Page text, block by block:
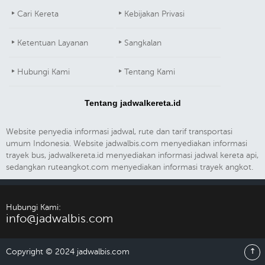
Cari Kereta Kebijakan Privasi
Ketentuan Layanan Sangkalan
Hubungi Kami Tentang Kami
Tentang jadwalkereta.id
Website penyedia informasi jadwal, rute dan tarif transportasi
umum Indonesia. Website jadwalbis.com menyediakan informasi
trayek bus, jadwalkereta.id menyediakan informasi jadwal kereta api,
sedangkan ruteangkot.com menyediakan informasi trayek angkot.
Hubungi Kami:
info@jadwalbis.com
Copyright © 2024 jadwalbis.com